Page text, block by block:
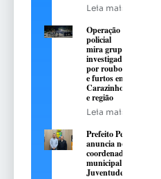
Leia mais
Operação
policial
mira grupo
investigado
por roubos
e furtos em
Carazinho
e região
Leia mais
Prefeito Pedro
anuncia novo
coordenador
municipal da
Juventude